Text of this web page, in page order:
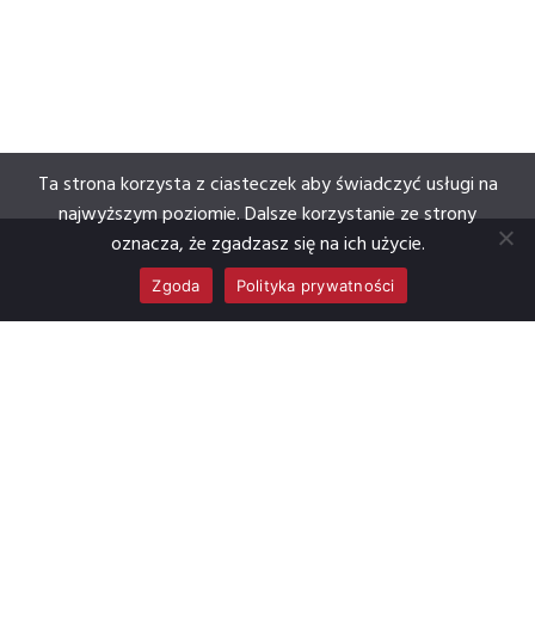
Ta strona korzysta z ciasteczek aby świadczyć usługi na
najwyższym poziomie. Dalsze korzystanie ze strony
oznacza, że zgadzasz się na ich użycie.
Zgoda Polityka prywatności